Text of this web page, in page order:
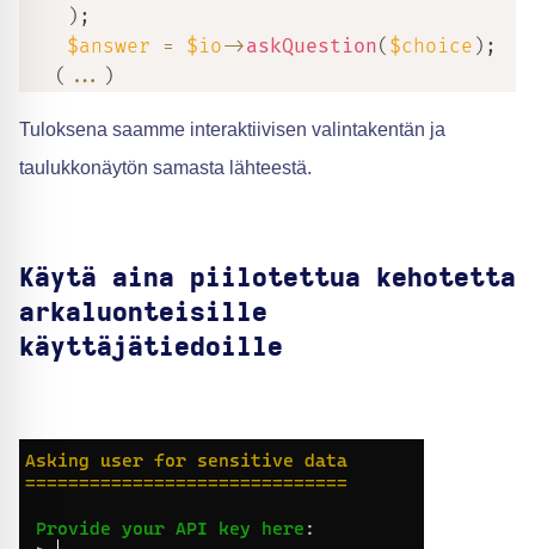
) ;
$answer
= $io->askQuestion( $choice ) ;
( ... )
Tuloksena saamme interaktiivisen valintakentän ja
taulukkonäytön samasta lähteestä.
Käytä aina piilotettua kehotetta
arkaluonteisille
käyttäjätiedoille